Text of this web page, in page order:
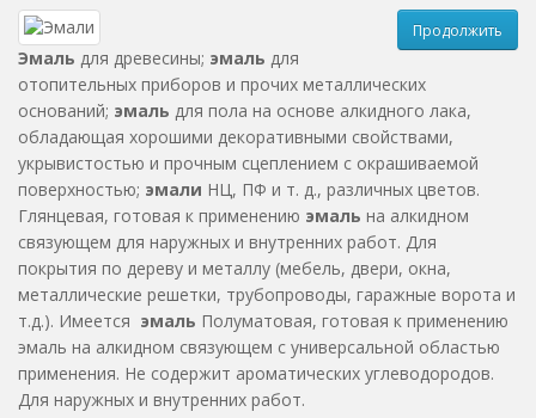
Продолжить
Эмаль для древесины; эмаль для
отопительных приборов и прочих металлических
оснований; эмаль для пола на основе алкидного лака,
обладающая хорошими декоративными свойствами,
укрывистостью и прочным сцеплением с окрашиваемой
поверхностью; эмали НЦ, ПФ и т. д., различных цветов.
Глянцевая, готовая к применению эмаль на алкидном
связующем для наружных и внутренних работ. Для
покрытия по дереву и металлу (мебель, двери, окна,
металлические решетки, трубопроводы, гаражные ворота и
т.д.). Имеется эмаль Полуматовая, готовая к применению
эмаль на алкидном связующем с универсальной областью
применения. Не содержит ароматических углеводородов.
Для наружных и внутренних работ.